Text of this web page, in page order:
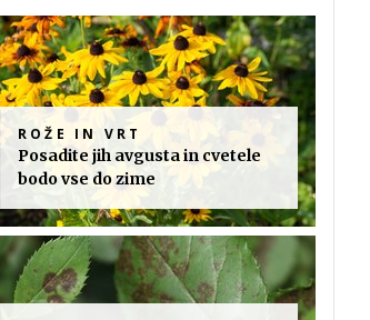
ROŽE IN VRT
Posadite jih avgusta in cvetele
bodo vse do zime